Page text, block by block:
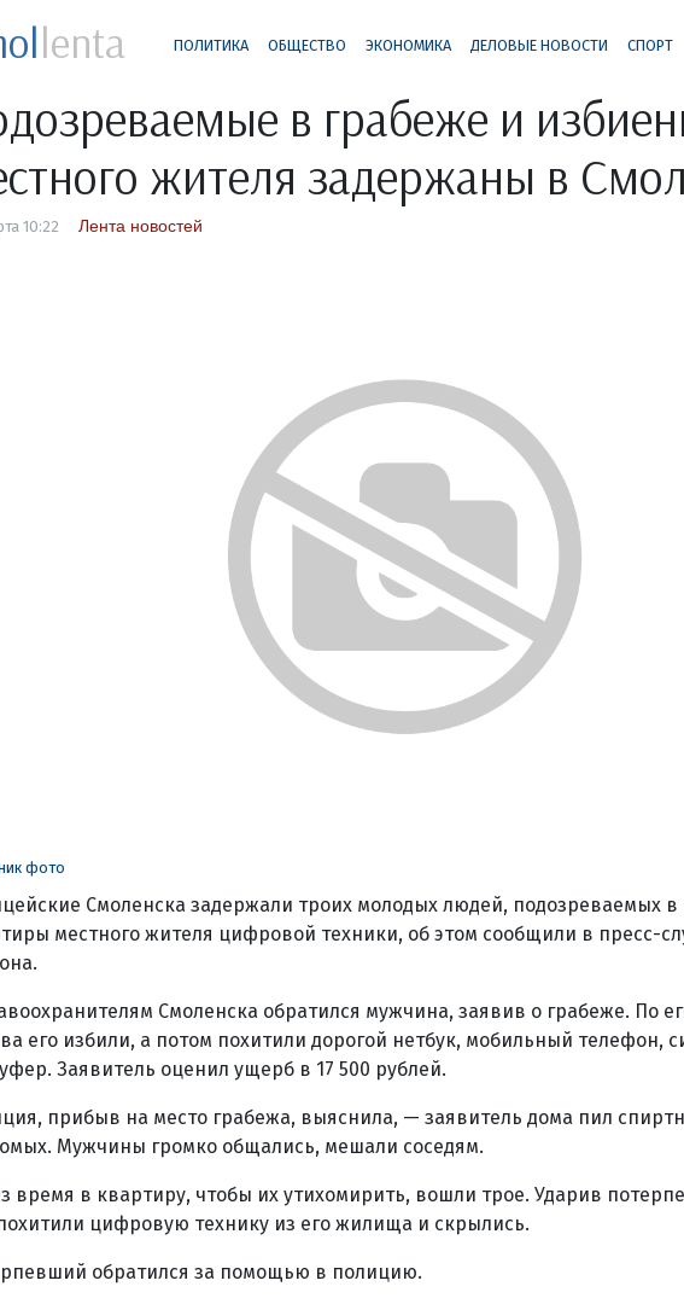
lenta ПОЛИТИКА ОБЩЕСТВО ЭКОНОМИКА ДЕЛОВЫЕ НОВОСТИ СПОРТ
в грабеже и
жителя задержаны в
10:22 Лента новостей
фото
Смоленска задержали троих молодых людей, подозреваемых
местного жителя цифровой техники, об этом сообщили в пресс-
Смоленска обратился мужчина, заявив о грабеже. По
его избили, а потом похитили дорогой нетбук, мобильный телефон,
Заявитель оценил ущерб в 17 500 рублей.
прибыв на место грабежа, выяснила, — заявитель дома пил
Мужчины громко общались, мешали соседям.
время в квартиру, чтобы их утихомирить, вошли трое. Ударив
цифровую технику из его жилища и скрылись.
обратился за помощью в полицию.